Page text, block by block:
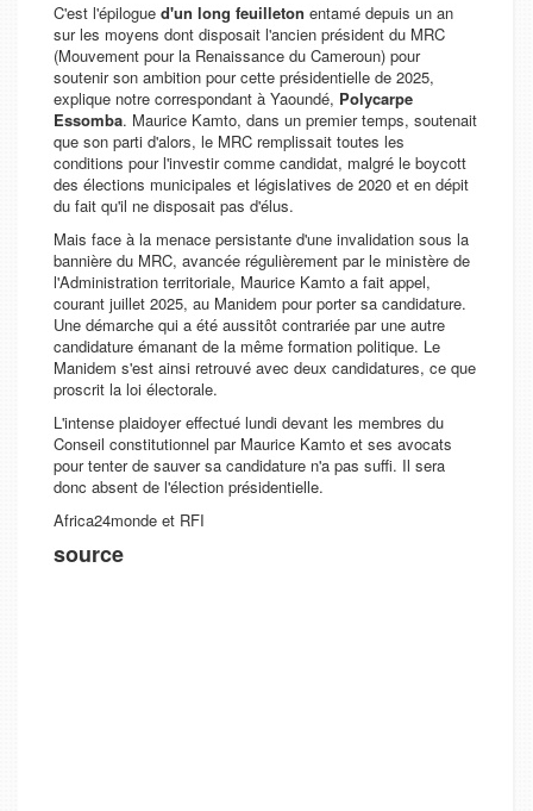
C'est l'épilogue d'un long feuilleton entamé depuis un an
sur les moyens dont disposait l'ancien président du MRC
(Mouvement pour la Renaissance du Cameroun) pour
soutenir son ambition pour cette présidentielle de 2025,
explique notre correspondant à Yaoundé, Polycarpe
Essomba. Maurice Kamto, dans un premier temps, soutenait
que son parti d'alors, le MRC remplissait toutes les
conditions pour l'investir comme candidat, malgré le boycott
des élections municipales et législatives de 2020 et en dépit
du fait qu'il ne disposait pas d'élus.
Mais face à la menace persistante d'une invalidation sous la
bannière du MRC, avancée régulièrement par le ministère de
l'Administration territoriale, Maurice Kamto a fait appel,
courant juillet 2025, au Manidem pour porter sa candidature.
Une démarche qui a été aussitôt contrariée par une autre
candidature émanant de la même formation politique. Le
Manidem s'est ainsi retrouvé avec deux candidatures, ce que
proscrit la loi électorale.
L'intense plaidoyer effectué lundi devant les membres du
Conseil constitutionnel par Maurice Kamto et ses avocats
pour tenter de sauver sa candidature n'a pas suffi. Il sera
donc absent de l'élection présidentielle.
Africa24monde et RFI
source